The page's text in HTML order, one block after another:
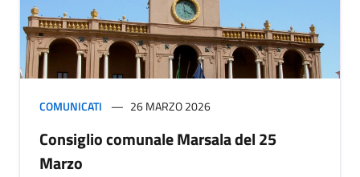
COMUNICATI 26 MARZO 2026
Consiglio comunale Marsala del 25
Marzo